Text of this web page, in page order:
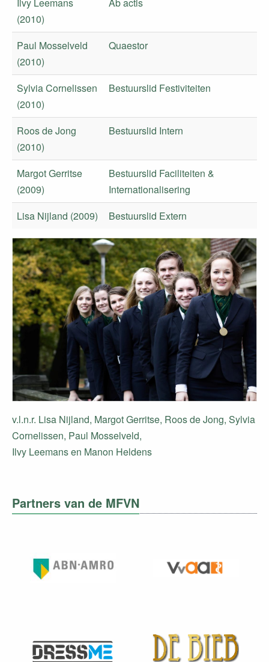
Ilvy Leemans
(2010)
Ab actis
Paul Mosselveld
(2010)
Quaestor
Sylvia Cornelissen
(2010)
Bestuurslid Festiviteiten
Roos de Jong
(2010)
Bestuurslid Intern
Margot Gerritse
(2009)
Bestuurslid Faciliteiten &
Internationalisering
Lisa Nijland (2009)
Bestuurslid Extern
v.l.n.r. Lisa Nijland, Margot Gerritse, Roos de Jong, Sylvia
Cornelissen, Paul Mosselveld,
​Ilvy Leemans en Manon Heldens
Partners van de MFVN